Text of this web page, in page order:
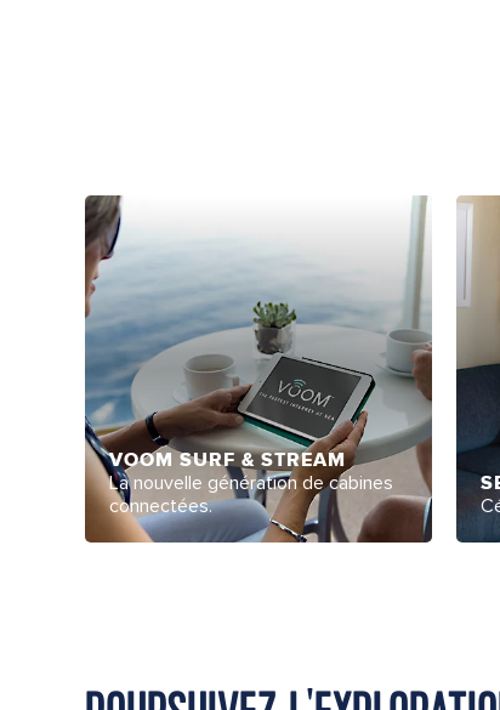
VOOM SURF & STREAM
La nouvelle génération de cabines
connectées.